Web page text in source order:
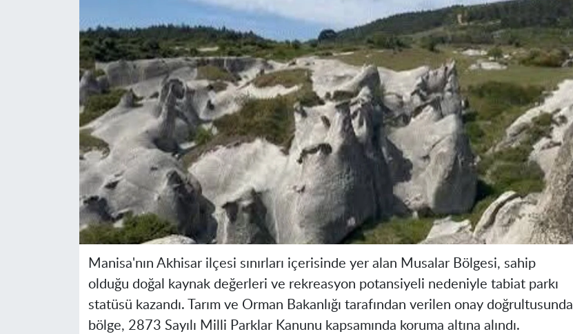
Manisa'nın Akhisar ilçesi sınırları içerisinde yer alan Musalar Bölgesi, sahip
olduğu doğal kaynak değerleri ve rekreasyon potansiyeli nedeniyle tabiat parkı
statüsü kazandı. Tarım ve Orman Bakanlığı tarafından verilen onay doğrultusunda
bölge, 2873 Sayılı Milli Parklar Kanunu kapsamında koruma altına alındı.